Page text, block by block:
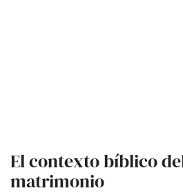
El contexto bíblico
matrimonio